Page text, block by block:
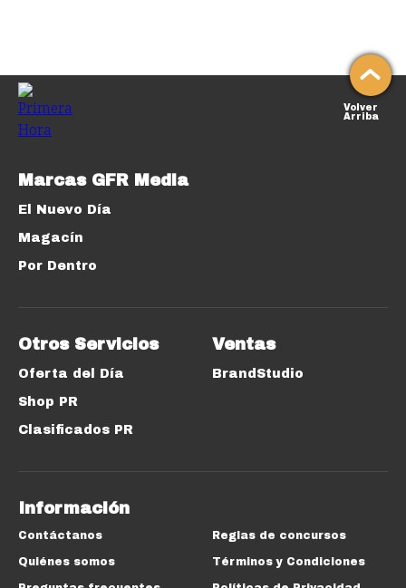
Volver
Arriba
Marcas GFR Media
El Nuevo Día
Magacín
Por Dentro
Otros Servicios
Oferta del Día
Shop PR
Clasificados PR
Ventas
BrandStudio
Información
Contáctanos
Quiénes somos
Reglas de concursos
Términos y Condiciones